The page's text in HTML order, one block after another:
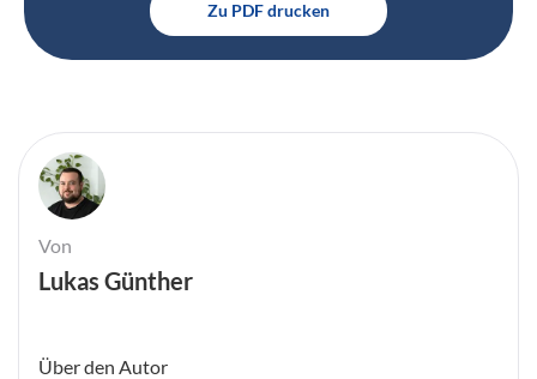
Zu PDF drucken
Von
Lukas Günther
Über den Autor